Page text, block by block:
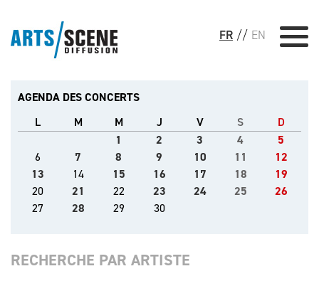
FR // EN
AGENDA DES CONCERTS
L
M M J V S
D
1
2 3 4
5
6
7 8 9 10 11
12
13
14 15 16 17 18
19
20
21 22 23 24 25
26
27
28 29 30
RECHERCHE PAR ARTISTE